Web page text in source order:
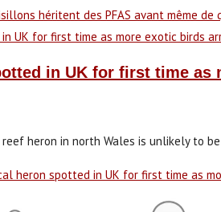
héritent des PFAS avant même
in UK for first time
heron in north Wales is unlikely to
heron spotted in UK for first time as